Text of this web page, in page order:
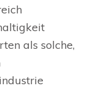
als solche,